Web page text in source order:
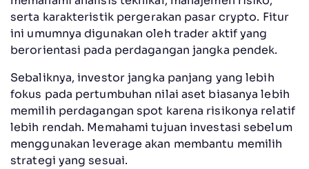
serta karakteristik pergerakan pasar crypto. Fitur
ini umumnya digunakan oleh trader aktif yang
berorientasi pada perdagangan jangka pendek.
Sebaliknya, investor jangka panjang yang lebih
fokus pada pertumbuhan nilai aset biasanya lebih
memilih perdagangan spot karena risikonya relatif
lebih rendah. Memahami tujuan investasi sebelum
menggunakan leverage akan membantu memilih
strategi yang sesuai.